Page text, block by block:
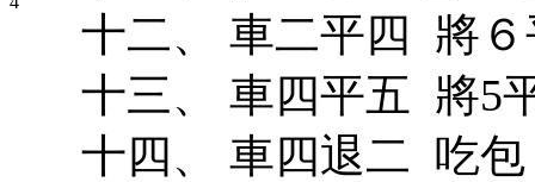
十二、 車二平四 將６
十三、 車四平五 將5
十四、 車四退二 吃包